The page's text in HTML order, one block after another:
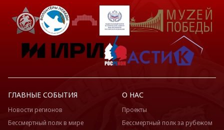
ГЛАВНЫЕ СОБЫТИЯ
Новости регионов
Бессмертный полк в мире
О НАС
Проекты
Бессмертный полк за рубежом